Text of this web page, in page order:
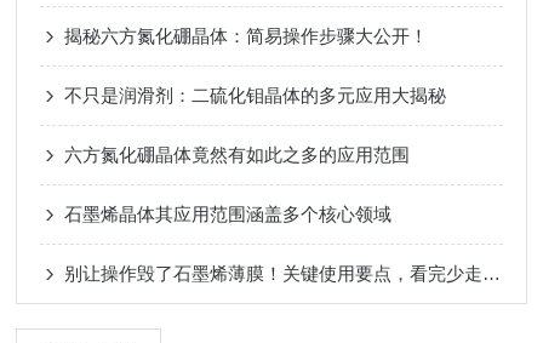
揭秘六方氮化硼晶体：简易操作步骤大公开！
不只是润滑剂：二硫化钼晶体的多元应用大揭秘
六方氮化硼晶体竟然有如此之多的应用范围
石墨烯晶体其应用范围涵盖多个核心领域
别让操作毁了石墨烯薄膜！关键使用要点，看完少走弯路